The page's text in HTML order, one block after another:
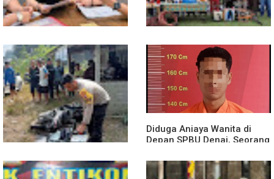
Diduga Jadi Korban
Penyebaran Foto Pribadi
dan Dicemarkan di TikTok,
AF Lapor ke Polda Sumut
Polsek Entikong Gelar Apel
Siaga Karhutla 2026, Sinergi
Lintas Sektor Cegah
Kebakaran Hutan dan Lahan
Diduga Aniaya Wanita di
Depan SPBU Denai, Seorang
Medan Area